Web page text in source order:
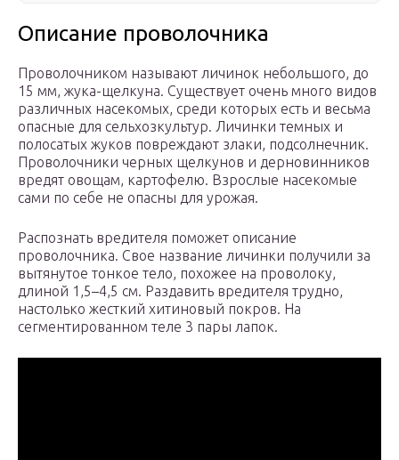
Описание проволочника
Проволочником называют личинок небольшого, до
15 мм, жука-щелкуна. Существует очень много видов
различных насекомых, среди которых есть и весьма
опасные для сельхозкультур. Личинки темных и
полосатых жуков повреждают злаки, подсолнечник.
Проволочники черных щелкунов и дерновинников
вредят овощам, картофелю. Взрослые насекомые
сами по себе не опасны для урожая.
Распознать вредителя поможет описание
проволочника. Свое название личинки получили за
вытянутое тонкое тело, похожее на проволоку,
длиной 1,5–4,5 см. Раздавить вредителя трудно,
настолько жесткий хитиновый покров. На
сегментированном теле 3 пары лапок.